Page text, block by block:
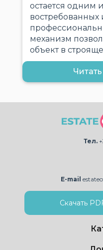
остается одним
востребованных
механизм
объект в
Тел.
E-mail
Скачать